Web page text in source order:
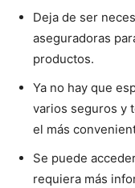
Deja de ser
aseguradoras
productos.
Ya no hay que
varios seguros y
el más
Se puede
requiera más